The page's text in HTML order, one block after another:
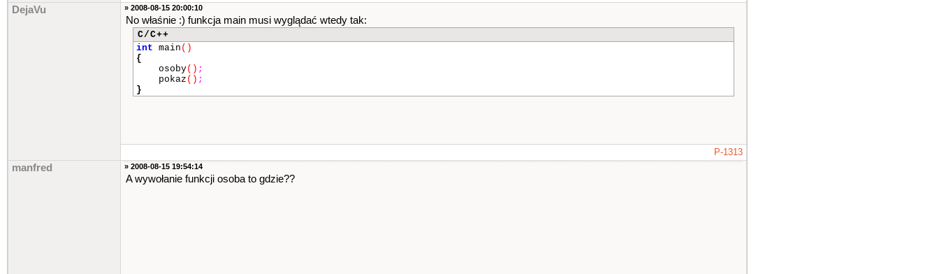
DejaVu » 2008-08-15 20:00:10
No właśnie :) funkcja main musi wyglądać wtedy tak:
C/C++
int main ()
{
osoby() ;
pokaz () ;
}
P-1313
manfred » 2008-08-15 19:54:14
A wywołanie funkcji osoba to gdzie??